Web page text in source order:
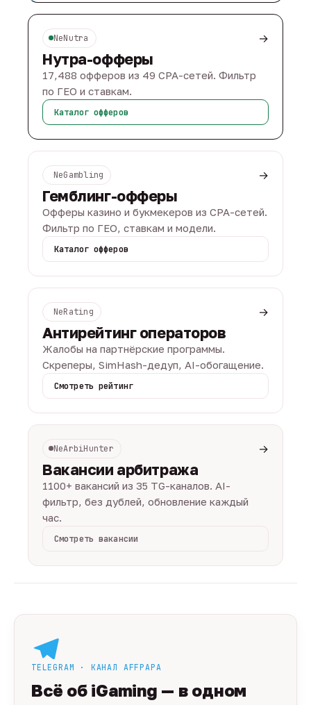
NeNutra →
Нутра-офферы
17,488 офферов из 49 CPA-сетей. Фильтр
по ГЕО и ставкам.
Каталог офферов
NeGambling →
Гемблинг-офферы
Офферы казино и букмекеров из CPA-сетей.
Фильтр по ГЕО, ставкам и модели.
Каталог офферов
NeRating →
Антирейтинг операторов
Жалобы на партнёрские программы.
Скреперы, SimHash-дедуп, AI-обогащение.
Смотреть рейтинг
NeArbiHunter →
Вакансии арбитража
1100+ вакансий из 35 TG-каналов. AI-
фильтр, без дублей, обновление каждый
час.
Смотреть вакансии
TELEGRAM · КАНАЛ AFFPAPA
Всё об iGaming — в одном